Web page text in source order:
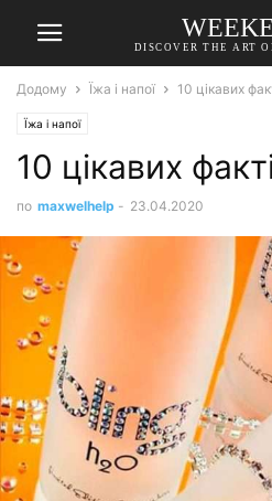
DISCOVER THE ART
Додому Їжа і напої 10 цікавих
Їжа і напої
10 цікавих
по maxwelhelp - 23.04.2020